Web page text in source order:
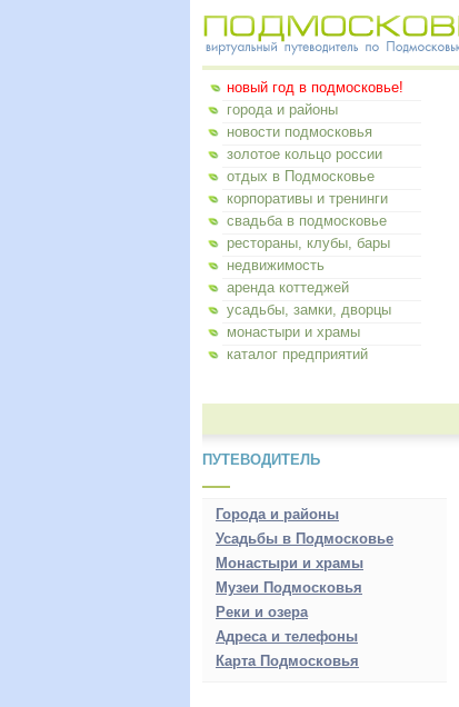
новый год в подмосковье!
города и районы
новости подмосковья
золотое кольцо россии
отдых в Подмосковье
корпоративы и тренинги
свадьба в подмосковье
рестораны, клубы, бары
недвижимость
аренда коттеджей
усадьбы, замки, дворцы
монастыри и храмы
каталог предприятий
ПУТЕВОДИТЕЛЬ
Города и районы
Усадьбы в Подмосковье
Монастыри и храмы
Музеи Подмосковья
Реки и озера
Адреса и телефоны
Карта Подмосковья